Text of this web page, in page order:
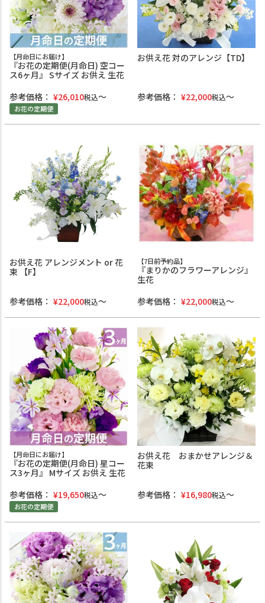
【月命日にお届け】
『お花の定期便(月命日) 空コー
ス6ヶ月』 Sサイズ お供え 生花
参考価格： ¥26,010税込
お花の定期便
お供え花 対のアレンジ【TD】
参考価格： ¥22,000税込
お供え花 アレンジメント or 花
束 【F】
参考価格： ¥22,000税込
【7日前予約品】
『まりかのフラワーアレンジ』
生花
参考価格： ¥22,000税込
【月命日にお届け】
『お花の定期便(月命日) 星コー
ス3ヶ月』 Mサイズ お供え 生花
参考価格： ¥19,650税込
お花の定期便
お供え花 おまかせアレンジ＆
花束
参考価格： ¥16,980税込